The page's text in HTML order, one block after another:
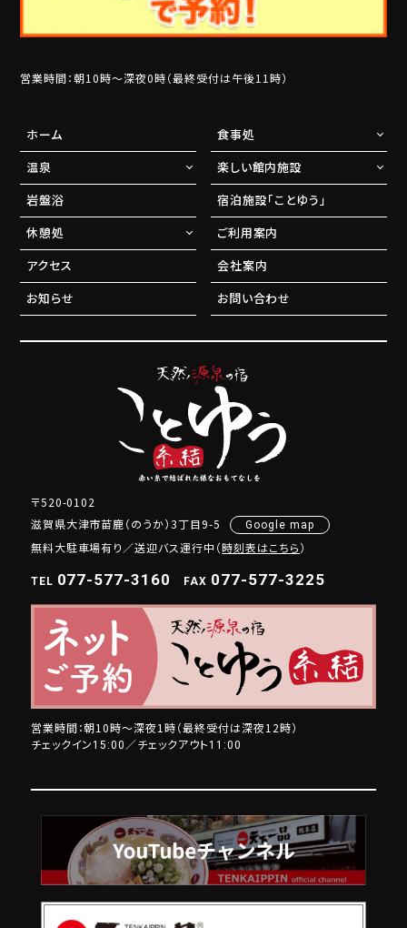
営業時間：朝10時～深夜0時（最終受付は午後11時）
ホーム
温泉
岩盤浴
休憩処
食事処
楽しい館内施設
宿泊施設「ことゆう」
ご利用案内
アクセス
会社案内
お知らせ
お問い合わせ
〒520-0102
滋賀県大津市苗鹿（のうか）3丁目9-5
Google map
無料大駐車場有り／送迎バス運行中（時刻表はこちら）
TEL 077-577-3160 FAX 077-577-3225
営業時間：朝10時～深夜1時（最終受付は深夜12時）
チェックイン 15:00 ／チェックアウト 11:00